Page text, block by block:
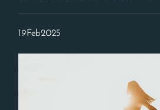
19Feb2025